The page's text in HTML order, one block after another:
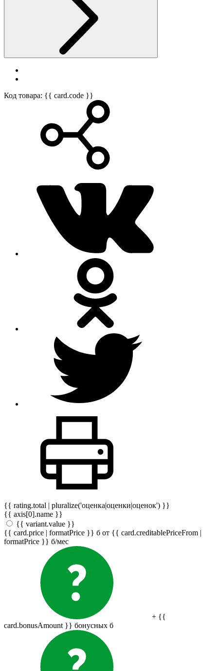
Код товара: {{ card.code }}
{{ rating.total | pluralize('оценка|оценки|оценок') }}
{{ axis[0].name }}
{{ variant.value }}
{{ card.price | formatPrice }} б от {{ card.creditablePriceFrom |
formatPrice }} б/мес
+ {{
card.bonusAmount }} бонусных б